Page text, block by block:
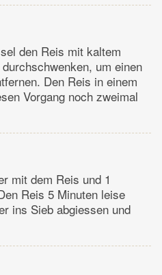
den Reis mit kaltem
um einen
Den Reis in einem
Vorgang noch zweimal
mit dem Reis und 1
Reis 5 Minuten leise
ins Sieb abgiessen und